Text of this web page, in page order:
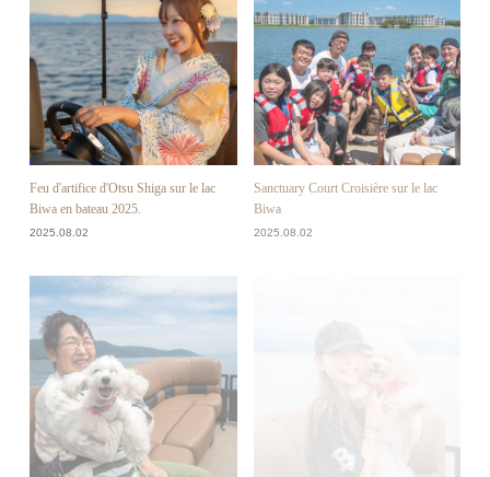
Feu d'artifice d'Otsu Shiga sur le lac
Biwa en bateau 2025.
2025.08.02
Sanctuary Court Croisière sur le lac
Biwa
2025.08.02